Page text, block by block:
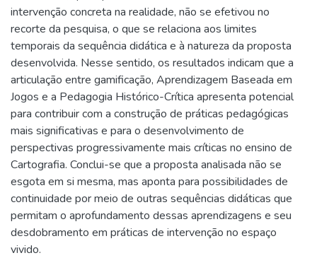
intervenção concreta na realidade, não se efetivou no
recorte da pesquisa, o que se relaciona aos limites
temporais da sequência didática e à natureza da proposta
desenvolvida. Nesse sentido, os resultados indicam que a
articulação entre gamificação, Aprendizagem Baseada em
Jogos e a Pedagogia Histórico-Crítica apresenta potencial
para contribuir com a construção de práticas pedagógicas
mais significativas e para o desenvolvimento de
perspectivas progressivamente mais críticas no ensino de
Cartografia. Conclui-se que a proposta analisada não se
esgota em si mesma, mas aponta para possibilidades de
continuidade por meio de outras sequências didáticas que
permitam o aprofundamento dessas aprendizagens e seu
desdobramento em práticas de intervenção no espaço
vivido.